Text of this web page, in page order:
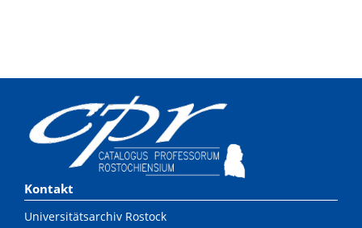
Kontakt
Universitätsarchiv Rostock